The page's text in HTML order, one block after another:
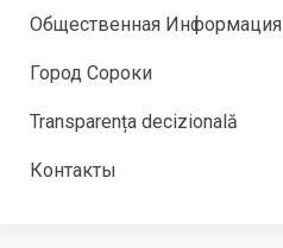
Общественная Информация
Город Сороки
Transparența decizională
Контакты